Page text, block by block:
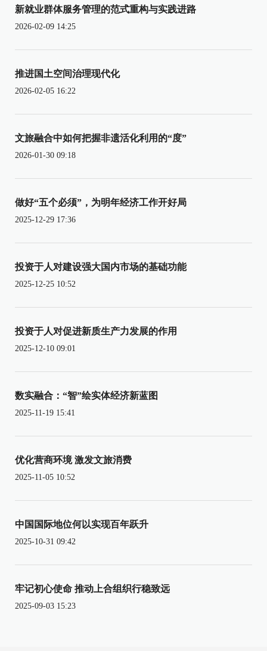
新就业群体服务管理的范式重构与实践进路
2026-02-09 14:25
推进国土空间治理现代化
2026-02-05 16:22
文旅融合中如何把握非遗活化利用的“度”
2026-01-30 09:18
做好“五个必须”，为明年经济工作开好局
2025-12-29 17:36
投资于人对建设强大国内市场的基础功能
2025-12-25 10:52
投资于人对促进新质生产力发展的作用
2025-12-10 09:01
数实融合：“智”绘实体经济新蓝图
2025-11-19 15:41
优化营商环境 激发文旅消费
2025-11-05 10:52
中国国际地位何以实现百年跃升
2025-10-31 09:42
牢记初心使命 推动上合组织行稳致远
2025-09-03 15:23